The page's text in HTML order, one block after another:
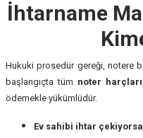
İhtarname
Hukuki prosedür gereği, notere
başlangıçta tüm noter harçları
ödemekle yükümlüdür.
Ev sahibi ihtar